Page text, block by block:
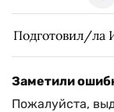
Подготовил/ла
Заметили
Пожалуйста,